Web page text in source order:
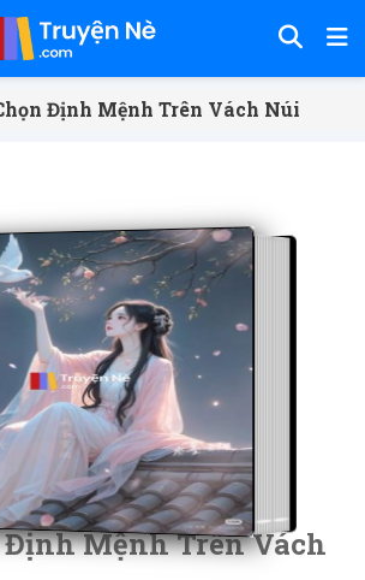
Định Mệnh Trên Vách Núi
Định Mệnh Trên Vách